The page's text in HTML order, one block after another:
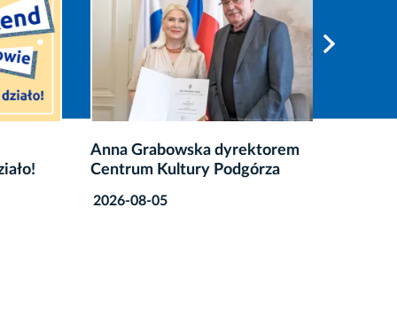
Anna Grabowska dyrektorem
Centrum Kultury Podgórza
2026-08-05